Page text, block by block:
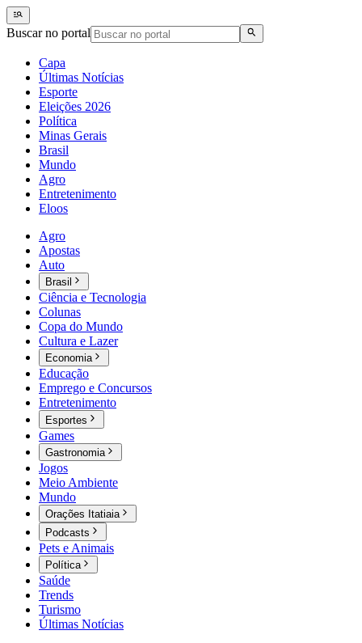
Buscar no portal
Capa
Últimas Notícias
Esporte
Eleições 2026
Política
Minas Gerais
Brasil
Mundo
Agro
Entretenimento
Eloos
Agro
Apostas
Auto
Brasil
Ciência e Tecnologia
Colunas
Copa do Mundo
Cultura e Lazer
Economia
Educação
Emprego e Concursos
Entretenimento
Esportes
Games
Gastronomia
Jogos
Meio Ambiente
Mundo
Orações Itatiaia
Podcasts
Pets e Animais
Política
Saúde
Trends
Turismo
Últimas Notícias